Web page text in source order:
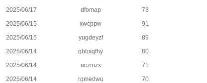
2025/06/17 dfomap
73
2025/06/15 xwcppw
91
2025/06/15 yugdeyzf
89
2025/06/14 qbbxqfhy
80
2025/06/14 uczmzx
71
2025/06/14 rqmedwu
70